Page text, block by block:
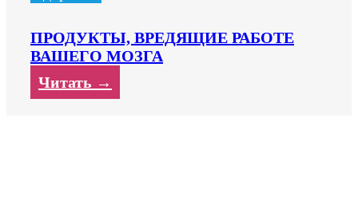
ПРОДУКТЫ, ВРЕДЯЩИЕ РАБОТЕ
ВАШЕГО МОЗГА
Читать →